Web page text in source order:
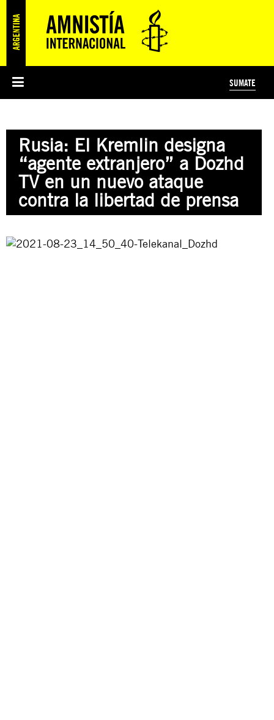
PREGUNTAS FRECUENTES
ÁREAS TEMÁTICAS
JUSTICIA INTERNACIONAL
EDUCACIÓN EN DERECHOS HUMANOS Y JÓVENES
PRENSA
SUSCRIBITE
SUMATE
PREGUNTAS FRECUENTES
Rusia: El Kremlin designa
“agente extranjero” a Dozhd
TV en un nuevo ataque
contra la libertad de prensa